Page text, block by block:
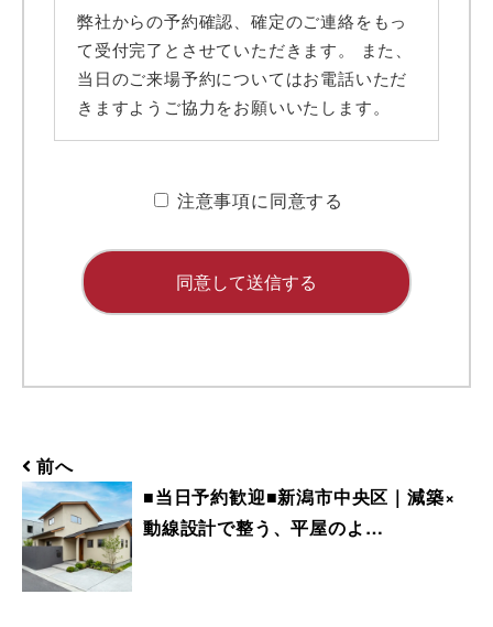
弊社からの予約確認、確定のご連絡をもっ
て受付完了とさせていただきます。 また、
当日のご来場予約についてはお電話いただ
きますようご協力をお願いいたします。
に関するお願い
否をしている場合、当サイトからの予約完
了通知などを受信できない場合がありま
す。弊社ディテールホームからのメールは
各キャリアへお問い合わせください。
■ 来場予約からプレゼントまでの流れ
1. 当フォームからご予約いただきます。
注意事項に同意する
前へ
■当日予約歓迎■新潟市中央区｜減築×
動線設計で整う、平屋のよ…